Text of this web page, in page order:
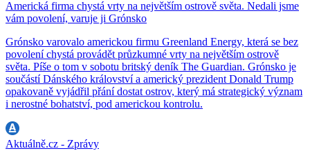
Americká firma chystá vrty na největším ostrově světa. Nedali jsme
vám povolení, varuje ji Grónsko
Grónsko varovalo americkou firmu Greenland Energy, která se bez
povolení chystá provádět průzkumné vrty na největším ostrově
světa. Píše o tom v sobotu britský deník The Guardian. Grónsko je
součástí Dánského království a americký prezident Donald Trump
opakovaně vyjádřil přání dostat ostrov, který má strategický význam
i nerostné bohatství, pod americkou kontrolu.
Aktuálně.cz - Zprávy